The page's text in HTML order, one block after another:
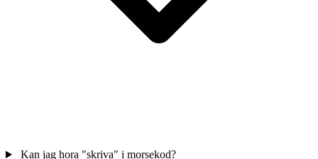
Kan jag hora "skriva" i morsekod?